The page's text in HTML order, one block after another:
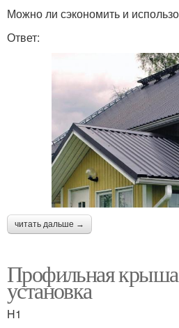
Можно ли сэкономить и
Ответ:
читать дальше →
Профильная
установка
H1